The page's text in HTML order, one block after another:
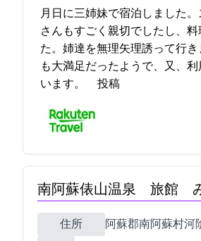
4月17日に三姉妹で宿泊しました
さんもすごく親切でしたし、料
た。姉達を無理矢理誘って行
も大満足だったようで、又、
います。 2023-04-21 13:53:24投稿
南阿蘇俵山温泉 旅館
住所
阿蘇郡南阿蘇村河陰